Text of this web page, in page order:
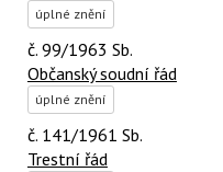
úplné znění
č. 99/1963 Sb.
Občanský soudní řád
úplné znění
č. 141/1961 Sb.
Trestní řád